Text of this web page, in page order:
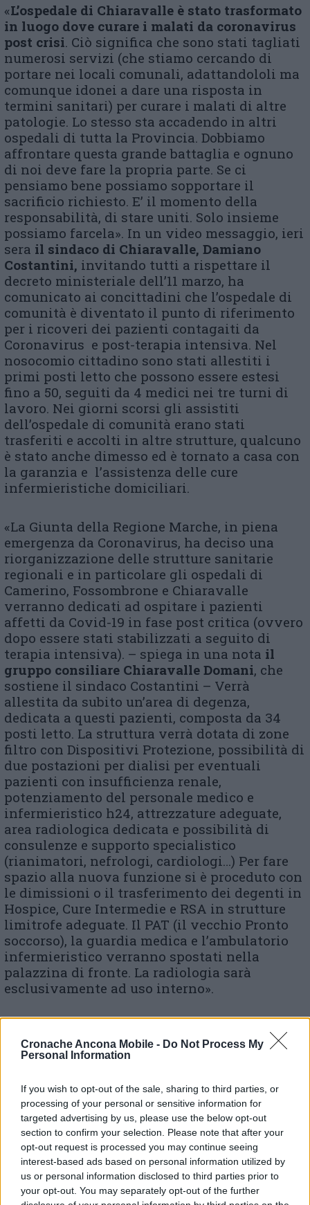
Cronache Ancona Mobile - Do Not Process My
Personal Information
If you wish to opt-out of the sale, sharing to third parties, or
processing of your personal or sensitive information for
targeted advertising by us, please use the below opt-out
section to confirm your selection. Please note that after your
opt-out request is processed you may continue seeing
interest-based ads based on personal information utilized by
us or personal information disclosed to third parties prior to
your opt-out. You may separately opt-out of the further
«L’ospedale di Chiaravalle è stato trasformato
in luogo dove curare i malati da coronavirus
post crisi. Ciò significa che sono stati tagliati
numerosi servizi (che stiamo cercando di
portare nei locali comunali, adattandololi ma
comunque idonei a dare una risposta in
termini sanitari) per curare i malati di altre
patologie. Lo stesso sta accadendo in altri
ospedali di tutta la Provincia. Dobbiamo
affrontare questa grande battaglia e ognuno
di noi deve fare la propria parte. Se ci
pensiamo bene possiamo sopportare il
sacrificio richiesto. E’ il momento della
responsabilità, di stare uniti. Solo insieme
possiamo farcela». In un video messaggio, ieri
sera il sindaco di Chiaravalle, Damiano
Costantini, invitando tutti a rispettare il
decreto ministeriale dell’11 marzo, ha
comunicato ai concittadini che l’ospedale di
comunità è diventato il punto di riferimento
per i ricoveri dei pazienti contagaiti da
Coronavirus e post-terapia intensiva. Nel
nosocomio cittadino sono stati allestiti i
primi posti letto che possono essere estesi
fino a 50, seguiti da 4 medici nei tre turni di
lavoro. Nei giorni scorsi gli assistiti
dell’ospedale di comunità erano stati
trasferiti e accolti in altre strutture, qualcuno
è stato anche dimesso ed è tornato a casa con
la garanzia e l’assistenza delle cure
infermieristiche domiciliari.
«La Giunta della Regione Marche, in piena
emergenza da Coronavirus, ha deciso una
riorganizzazione delle strutture sanitarie
regionali e in particolare gli ospedali di
Camerino, Fossombrone e Chiaravalle
verranno dedicati ad ospitare i pazienti
affetti da Covid-19 in fase post critica (ovvero
dopo essere stati stabilizzati a seguito di
terapia intensiva). – spiega in una nota il
gruppo consiliare Chiaravalle Domani, che
sostiene il sindaco Costantini – Verrà
allestita da subito un’area di degenza,
dedicata a questi pazienti, composta da 34
posti letto. La struttura verrà dotata di zone
filtro con Dispositivi Protezione, possibilità di
due postazioni per dialisi per eventuali
pazienti con insufficienza renale,
potenziamento del personale medico e
infermieristico h24, attrezzature adeguate,
area radiologica dedicata e possibilità di
consulenze e supporto specialistico
(rianimatori, nefrologi, cardiologi…) Per fare
spazio alla nuova funzione si è proceduto con
le dimissioni o il trasferimento dei degenti in
Hospice, Cure Intermedie e RSA in strutture
limitrofe adeguate. Il PAT (il vecchio Pronto
soccorso), la guardia medica e l’ambulatorio
infermieristico verranno spostati nella
palazzina di fronte. La radiologia sarà
esclusivamente ad uso interno».
Chiaravalle – aggiungono i consiglieri di
maggioranza – non possiamo che essere
città sia così importante in questa fase di
emergenza e che possa contribuire alla
gestione dei tanti pazienti che necessitano di
cure appropriate. Ci auguriamo che una volta
superata l’emergenza (e speriamo davvero che
ci si arrivi molto presto), oltre al normale
ripristino dei servizi esistenti fino ad oggi, si